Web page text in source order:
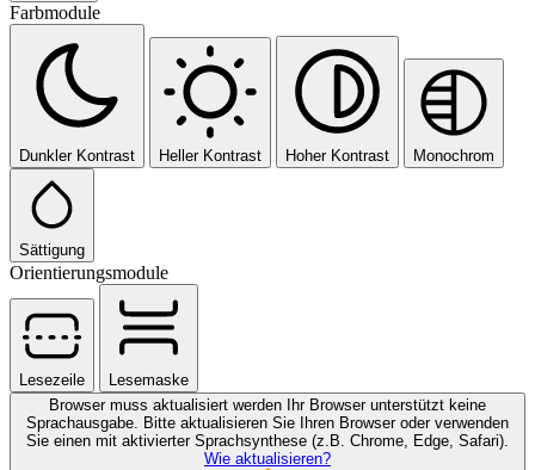
Farbmodule
Dunkler Kontrast Heller Kontrast Hoher Kontrast Monochrom
Sättigung
Orientierungsmodule
Lesezeile
Lesemaske
Browser muss aktualisiert werden
Ihr Browser unterstützt keine
Sprachausgabe. Bitte aktualisieren Sie Ihren Browser oder verwenden
Sie einen mit aktivierter Sprachsynthese (z.B. Chrome, Edge, Safari).
Wie aktualisieren?